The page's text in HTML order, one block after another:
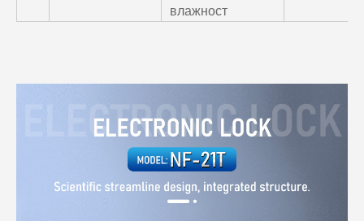
влажност